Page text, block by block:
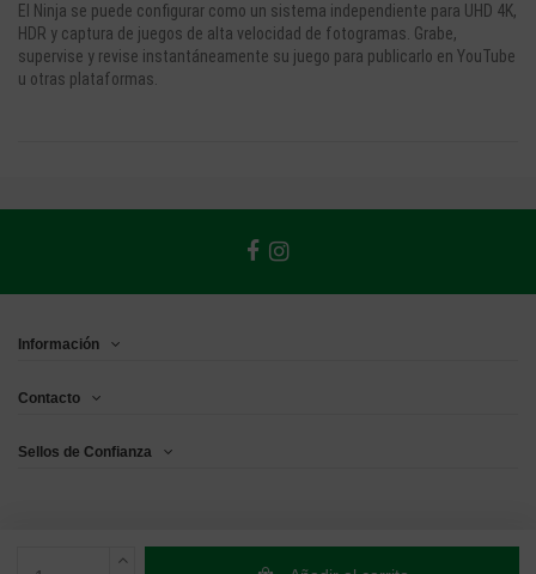
El Ninja se puede configurar como un sistema independiente para UHD 4K,
HDR y captura de juegos de alta velocidad de fotogramas. Grabe,
supervise y revise instantáneamente su juego para publicarlo en YouTube
u otras plataformas.
Información
Contacto
Sellos de Confianza